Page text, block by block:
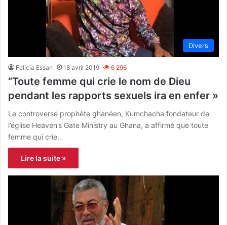
Divers
Felicia Essan 18 avril 2019 6 296
“Toute femme qui crie le nom de Dieu
pendant les rapports sexuels ira en enfer »
Le controversé prophète ghanéen, Kumchacha fondateur de
l’église Heaven’s Gate Ministry au Ghana, a affirmé que toute
femme qui crie…
Lire la suite »